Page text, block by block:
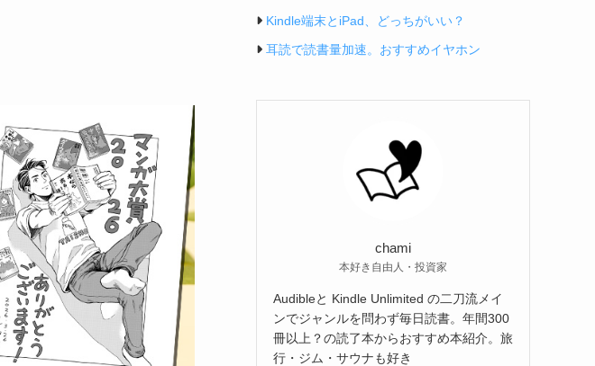
Kindle端末とiPad、どっちがいい？
耳読で読書量加速。おすすめイヤホン
chami
本好き自由人・投資家
Audibleと Kindle Unlimited の二刀流メイ
ンでジャンルを問わず毎日読書。年間300
冊以上？の読了本からおすすめ本紹介。旅
行・ジム・サウナも好き